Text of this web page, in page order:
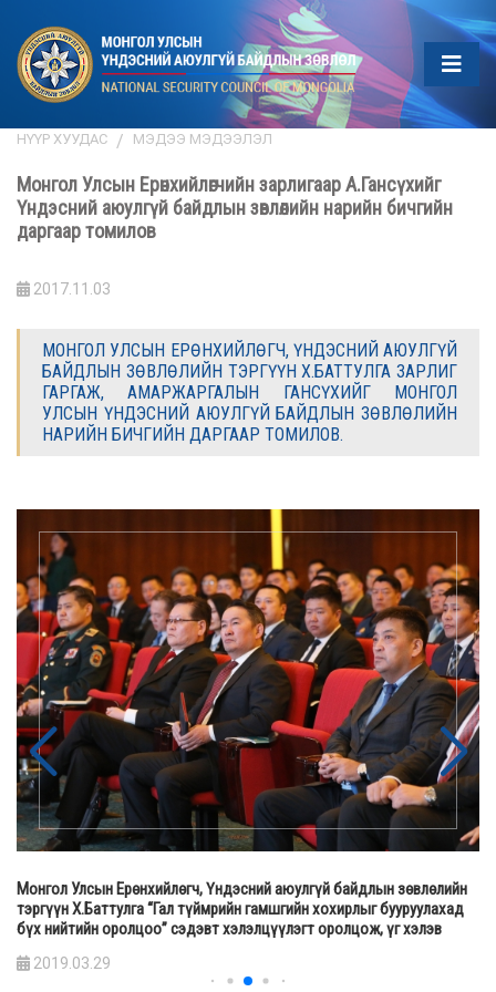
НҮҮР ХУУДАС МЭДЭЭ МЭДЭЭЛЭЛ
Монгол Улсын Ерөнхийлөгчийн зарлигаар А.Гансүхийг
Үндэсний аюулгүй байдлын зөвлөлийн нарийн бичгийн
даргаар томилов
2017.11.03
МОНГОЛ УЛСЫН ЕРӨНХИЙЛӨГЧ, ҮНДЭСНИЙ АЮУЛГҮЙ
БАЙДЛЫН ЗӨВЛӨЛИЙН ТЭРГҮҮН Х.БАТТУЛГА ЗАРЛИГ
ГАРГАЖ, АМАРЖАРГАЛЫН ГАНСҮХИЙГ МОНГОЛ
УЛСЫН ҮНДЭСНИЙ АЮУЛГҮЙ БАЙДЛЫН ЗӨВЛӨЛИЙН
НАРИЙН БИЧГИЙН ДАРГААР ТОМИЛОВ.
Монгол Улсын Ерөнхийлөгч, Үндэсний аюулгүй байдлын зөвлөлийн
тэргүүн Х.Баттулга “Гал түймрийн гамшгийн хохирлыг бууруулахад
бүх нийтийн оролцоо” сэдэвт хэлэлцүүлэгт оролцож, үг хэлэв
2019.03.29